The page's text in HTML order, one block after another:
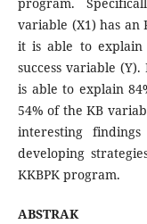
variable (X1) has an
it is able to
success variable
is able to explain
54% of the KB
interesting
developing
KKBPK program.
ABSTRAK